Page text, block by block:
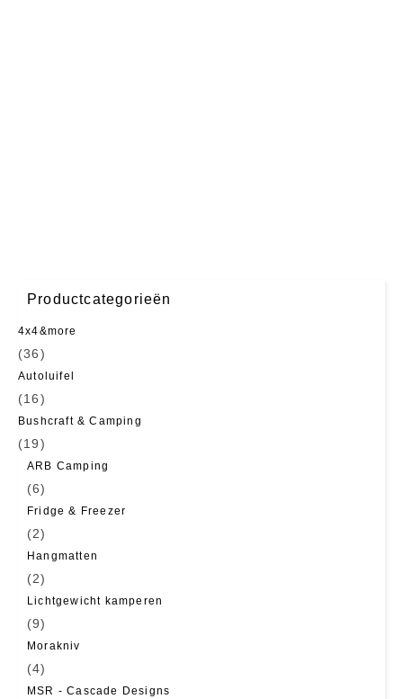
Productcategorieën
4x4&more
(36)
Autoluifel
(16)
Bushcraft & Camping
(19)
ARB Camping
(6)
Fridge & Freezer
(2)
Hangmatten
(2)
Lichtgewicht kamperen
(9)
Morakniv
(4)
MSR - Cascade Designs